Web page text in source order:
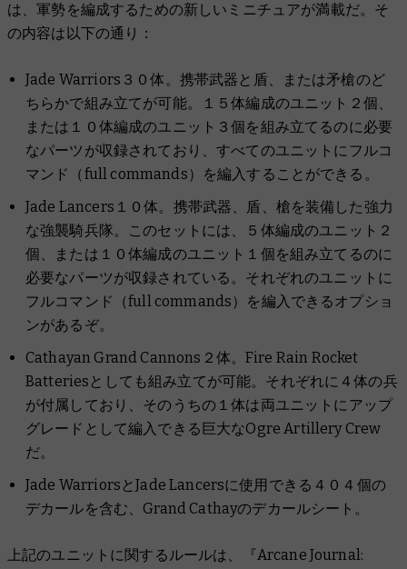
は、軍勢を編成するための新しいミニチュアが満載だ。そ
の内容は以下の通り：
Jade Warriors３０体。携帯武器と盾、または矛槍のど
ちらかで組み立てが可能。１５体編成のユニット２個、
または１０体編成のユニット３個を組み立てるのに必要
なパーツが収録されており、すべてのユニットにフルコ
マンド（full commands）を編入することができる。
Jade Lancers１０体。携帯武器、盾、槍を装備した強力
な強襲騎兵隊。このセットには、５体編成のユニット２
個、または１０体編成のユニット１個を組み立てるのに
必要なパーツが収録されている。それぞれのユニットに
フルコマンド（full commands）を編入できるオプショ
ンがあるぞ。
Cathayan Grand Cannons２体。Fire Rain Rocket
Batteriesとしても組み立てが可能。それぞれに４体の兵
が付属しており、そのうちの１体は両ユニットにアップ
グレードとして編入できる巨大なOgre Artillery Crew
だ。
Jade WarriorsとJade Lancersに使用できる４０４個の
デカールを含む、Grand Cathayのデカールシート。
上記のユニットに関するルールは、『Arcane Journal: